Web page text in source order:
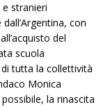
stranieri
con
del
scuola
tutta la collettività
Monica
la rinascita